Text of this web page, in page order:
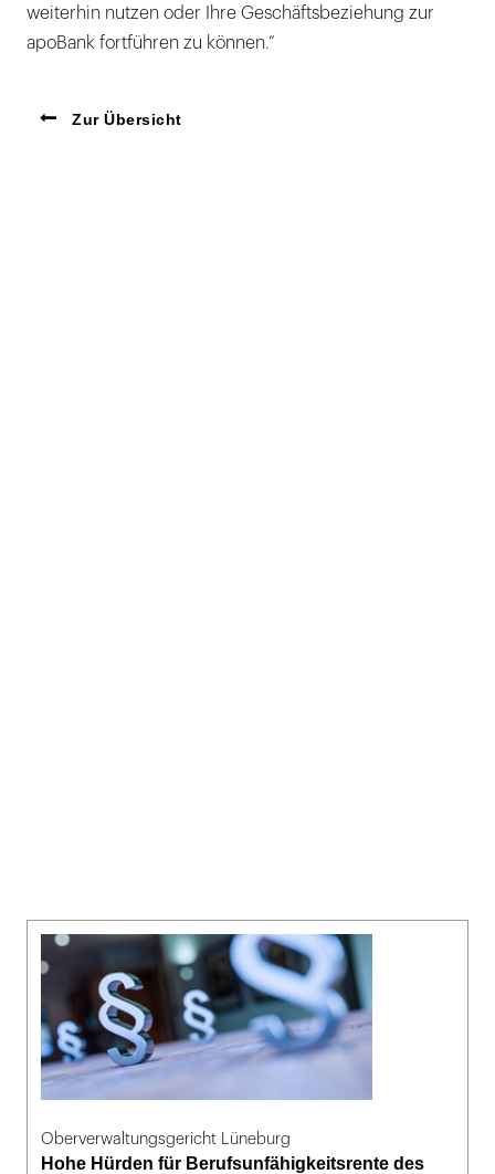
weiterhin nutzen oder Ihre Geschäftsbeziehung zur
apoBank fortführen zu können.“
Zur Übersicht
Oberverwaltungsgericht Lüneburg
Hohe Hürden für Berufsunfähigkeitsrente des